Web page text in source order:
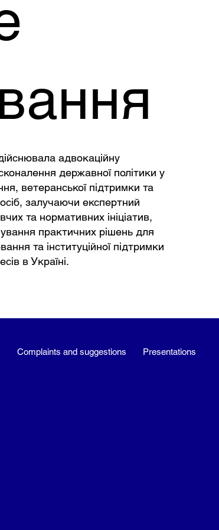
адвокаційну
державної політики у
ветеранської підтримки та
залучаючи експертний
та нормативних ініціатив,
практичних рішень для
та інституційної підтримки
в Україні.
Complaints and suggestions Presentations